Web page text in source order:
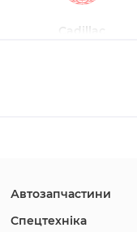
Cadillac
Hyundai
Автозапчастини
Спецтехніка